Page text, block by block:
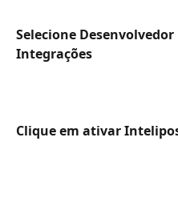
Selecione
Integrações
Clique em ativar